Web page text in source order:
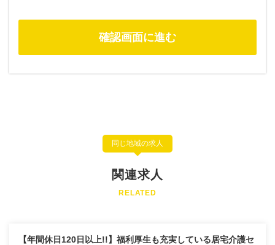
同じ地域の求人
関連求人
RELATED
【年間休日120日以上!!】福利厚生も充実している居宅介護セ